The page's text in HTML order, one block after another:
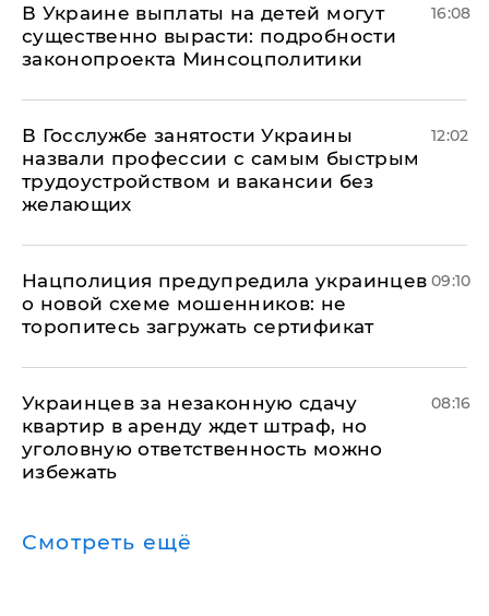
В Украине выплаты на детей могут
существенно вырасти: подробности
законопроекта Минсоцполитики
16:08
В Госслужбе занятости Украины
назвали профессии с самым быстрым
трудоустройством и вакансии без
желающих
12:02
Нацполиция предупредила украинцев
о новой схеме мошенников: не
торопитесь загружать сертификат
09:10
Украинцев за незаконную сдачу
квартир в аренду ждет штраф, но
уголовную ответственность можно
избежать
08:16
Смотреть ещё